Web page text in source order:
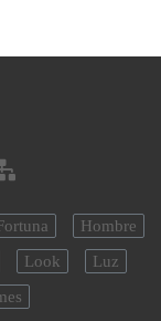
Hombre
Look
Luz